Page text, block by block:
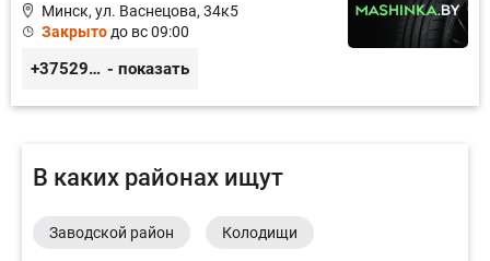
Минск, ул. Васнецова, 34к5
Закрытодо вс 09:00
+375295372675 - показать
В каких районах ищут
Заводской район Колодищи